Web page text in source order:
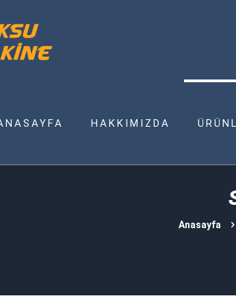
HAKKIMIZDA
Anasayfa